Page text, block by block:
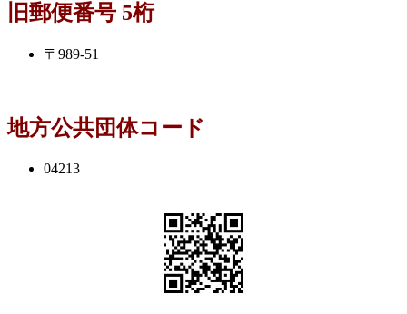
旧郵便番号 5桁
〒989-51
地方公共団体コード
04213